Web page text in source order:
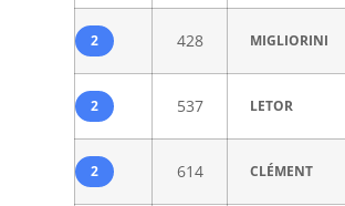
2 428 MIGLIORINI
2 537 LETOR
2 614 CLÉMENT